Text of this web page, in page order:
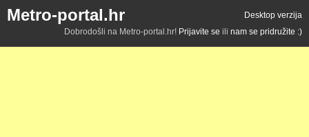
Metro-portal.hr
Desktop verzija
Dobrodošli na Metro-portal.hr! Prijavite se ili nam se pridružite :)